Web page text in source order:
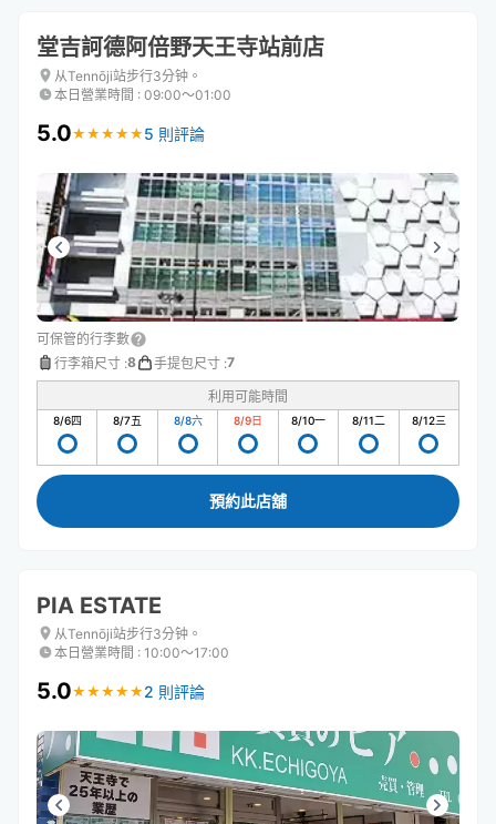
堂吉訶德阿倍野天王寺站前店
从Tennōji站步行3分钟。
本日營業時間 : 09:00〜01:00
5.0★ ★ ★ ★ ★
★ ★ ★ ★ ★ 5 則評論
可保管的行李數
行李箱尺寸 :8 手提包尺寸 :7
利用可能時間
8/6四 8/7五 8/8六 8/9日 8/10一 8/11二 8/12三
預約此店舖
PIA ESTATE
从Tennōji站步行3分钟。
本日營業時間 : 10:00〜17:00
5.0★ ★ ★ ★ ★
★ ★ ★ ★ ★ 2 則評論